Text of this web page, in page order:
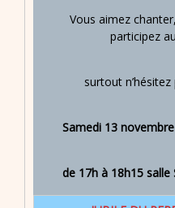
Vous aimez
participez
surtout
Samedi 13
de 17h à 18h15 salle